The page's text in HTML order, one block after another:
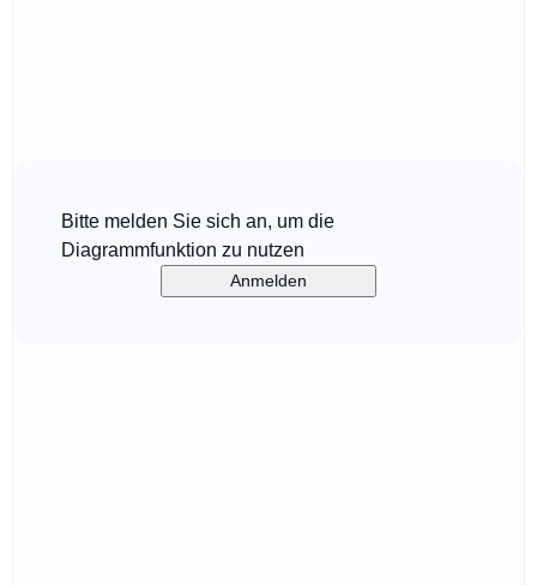
Bitte melden Sie sich an, um die
Diagrammfunktion zu nutzen
Anmelden